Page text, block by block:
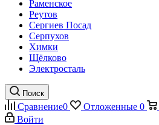
Раменское
Реутов
Сергиев Посад
Серпухов
Химки
Щёлково
Электросталь
Поиск
Сравнение0 Отложенные 0
Войти